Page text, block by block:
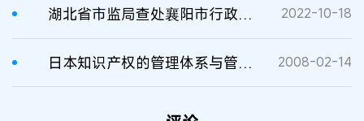
湖北省市监局查处襄阳市行政审批局行政垄断案 2022-10-18
日本知识产权的管理体系与管理机构？ 2008-02-14